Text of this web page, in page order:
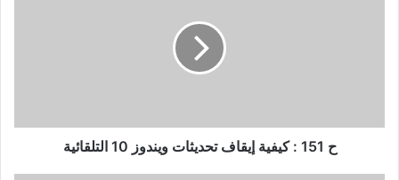
التلقائية
ح 151 : كيفية إيقاف تحديثات ويندوز 10 التلقائية